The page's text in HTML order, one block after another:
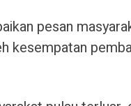
pesan
kesempatan